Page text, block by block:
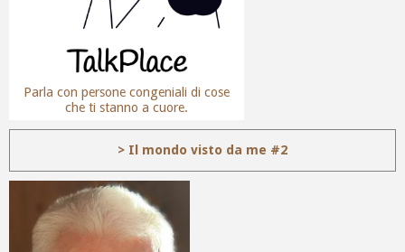
Parla con persone congeniali di cose
che ti stanno a cuore.
> Il mondo visto da me #2